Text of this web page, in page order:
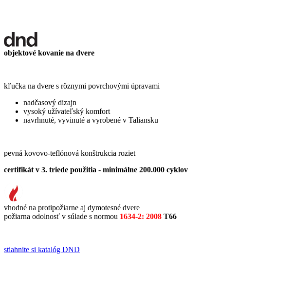
objektové kovanie na dvere
kľučka na dvere s rôznymi povrchovými úpravami
nadčasový dizajn
vysoký užívateľský komfort
navrhnuté, vyvinuté a vyrobené v Taliansku
pevná kovovo-teflónová konštrukcia roziet
certifikát v 3. triede použitia - minimálne 200.000 cyklov
vhodné na protipožiarne aj dymotesné dvere
požiarna odolnosť v súlade s normou 1634-2: 2008 T66
stiahnite si katalóg DND